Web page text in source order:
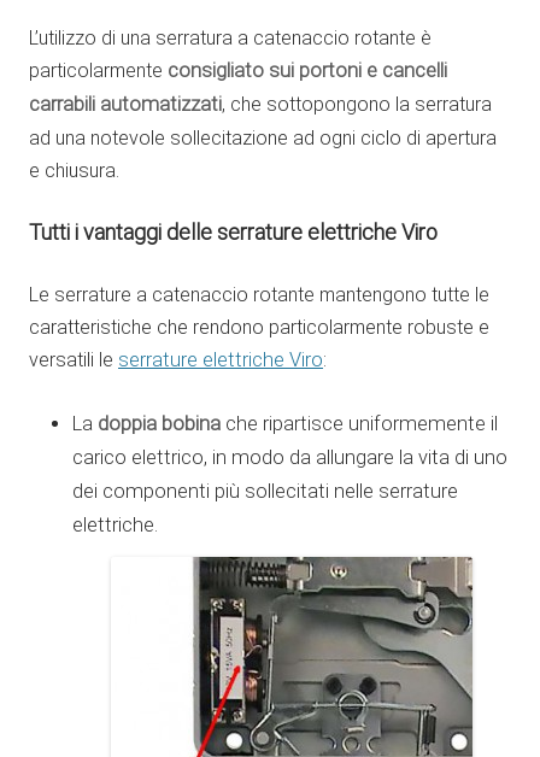
L’utilizzo di una serratura a catenaccio rotante è
particolarmente consigliato sui portoni e cancelli
carrabili automatizzati, che sottopongono la serratura
ad una notevole sollecitazione ad ogni ciclo di apertura
e chiusura.
Tutti i vantaggi delle serrature elettriche Viro
Le serrature a catenaccio rotante mantengono tutte le
caratteristiche che rendono particolarmente robuste e
versatili le serrature elettriche Viro:
La doppia bobina che ripartisce uniformemente il
carico elettrico, in modo da allungare la vita di uno
dei componenti più sollecitati nelle serrature
elettriche.